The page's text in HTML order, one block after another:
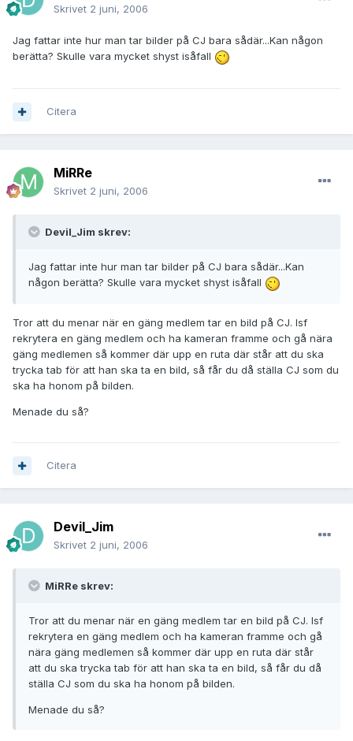
Skrivet 2 juni, 2006
Jag fattar inte hur man tar bilder på CJ bara sådär...Kan någon
berätta? Skulle vara mycket shyst isåfall
Citera
MiRRe
Skrivet 2 juni, 2006
Devil_Jim skrev:
Jag fattar inte hur man tar bilder på CJ bara sådär...Kan
någon berätta? Skulle vara mycket shyst isåfall
Tror att du menar när en gäng medlem tar en bild på CJ. Isf
rekrytera en gäng medlem och ha kameran framme och gå nära
gäng medlemen så kommer där upp en ruta där står att du ska
trycka tab för att han ska ta en bild, så får du då ställa CJ som du
ska ha honom på bilden.
Menade du så?
Citera
Devil_Jim
Skrivet 2 juni, 2006
MiRRe skrev:
Tror att du menar när en gäng medlem tar en bild på CJ. Isf
rekrytera en gäng medlem och ha kameran framme och gå
nära gäng medlemen så kommer där upp en ruta där står
att du ska trycka tab för att han ska ta en bild, så får du då
ställa CJ som du ska ha honom på bilden.
Menade du så?